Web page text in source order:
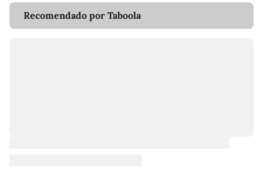
Recomendado por Taboola